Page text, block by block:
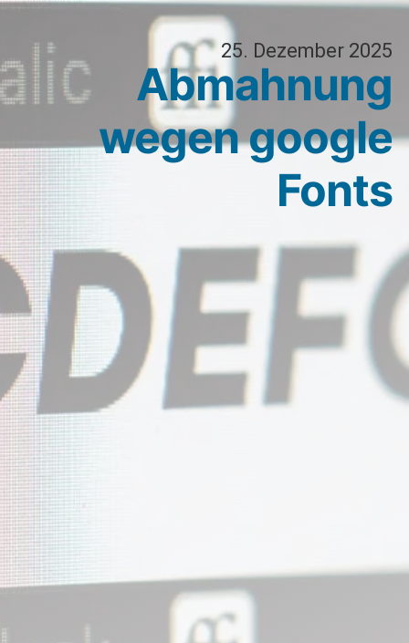
25. Dezember 2025
Abmahnung
wegen google
Fonts